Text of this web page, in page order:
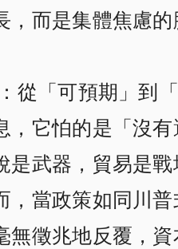
，而是集體焦慮
從「可預期」到
，它怕的是「沒
是武器，貿易是
，當政策如同川
無徵兆地反覆，